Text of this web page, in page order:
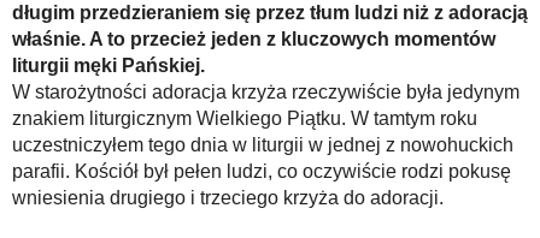
długim przedzieraniem się przez tłum ludzi niż z adoracją
właśnie. A to przecież jeden z kluczowych momentów
liturgii męki Pańskiej.
W starożytności adoracja krzyża rzeczywiście była jedynym
znakiem liturgicznym Wielkiego Piątku. W tamtym roku
uczestniczyłem tego dnia w liturgii w jednej z nowohuckich
parafii. Kościół był pełen ludzi, co oczywiście rodzi pokusę
wniesienia drugiego i trzeciego krzyża do adoracji.